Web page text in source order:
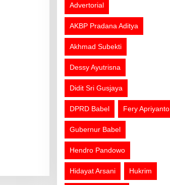
Advertorial
AKBP Pradana Aditya
Akhmad Subekti
Dessy Ayutrisna
Didit Sri Gusjaya
DPRD Babel Fery Apriyanto
Gubernur Babel
Hendro Pandowo
Hidayat Arsani Hukrim